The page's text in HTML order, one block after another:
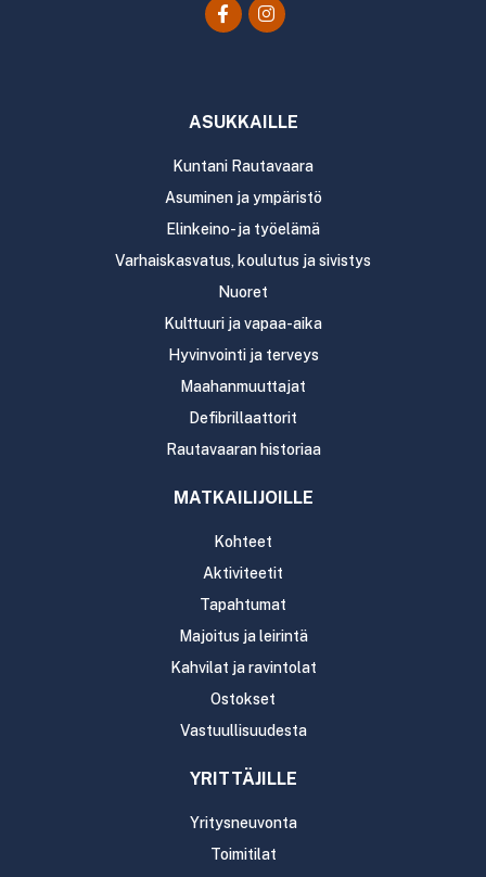
ASUKKAILLE
Kuntani Rautavaara
Asuminen ja ympäristö
Elinkeino- ja työelämä
Varhaiskasvatus, koulutus ja sivistys
Nuoret
Kulttuuri ja vapaa-aika
Hyvinvointi ja terveys
Maahanmuuttajat
Defibrillaattorit
Rautavaaran historiaa
MATKAILIJOILLE
Kohteet
Aktiviteetit
Tapahtumat
Majoitus ja leirintä
Kahvilat ja ravintolat
Ostokset
Vastuullisuudesta
YRITTÄJILLE
Yritysneuvonta
Toimitilat